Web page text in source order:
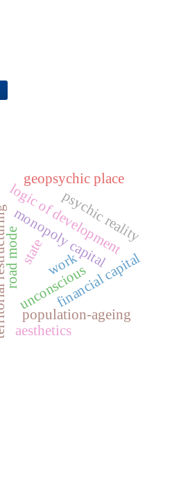
logic of development
road mode financial capital
monopoly capital
population-ageing
geopsychic place
unconscious
psychic reality
work
aesthetics
state